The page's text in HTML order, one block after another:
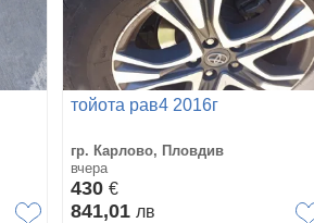
тойота рав4 2016г
гр. Карлово, Пловдив
вчера
430 €
841,01 лв